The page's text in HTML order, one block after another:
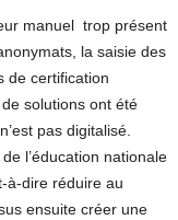
manuel trop présent
la saisie des
de certification
solutions ont été
pas digitalisé.
l’éducation nationale
à-dire réduire au
ensuite créer une